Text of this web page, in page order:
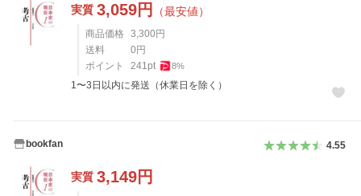
実質 3,059円 （最安値）
商品価格 3,300 円
送料
0 円
ポイント
241pt 8%
1〜3日以内に発送（休業日を除く）
bookfan 4.55
実質 3,149円